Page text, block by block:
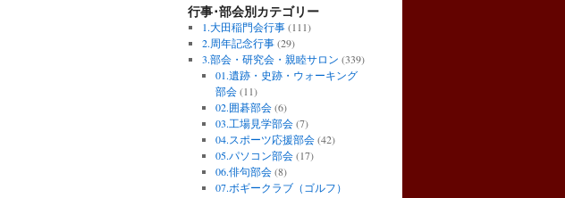
行事･部会別カテゴリー
1.大田稲門会行事(111)
2.周年記念行事(29)
3.部会・研究会・親睦サロン (339)
01.遺跡・史跡・ウォーキング
部会(11)
02.囲碁部会(6)
03.工場見学部会(7)
04.スポーツ応援部会(42)
05.パソコン部会(17)
06.俳句部会(8)
07.ボギークラブ（ゴルフ）